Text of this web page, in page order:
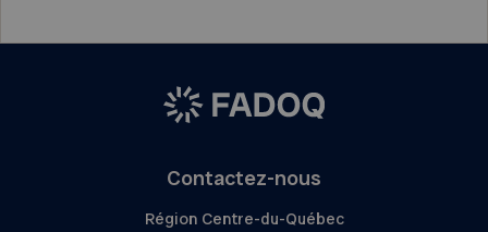
Contactez-nous
Région Centre-du-Québec